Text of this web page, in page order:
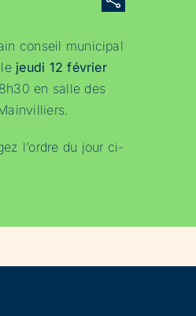
conseil municipal
jeudi 12 février
en salle des
l’ordre du jour ci-